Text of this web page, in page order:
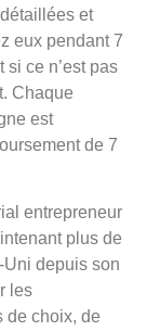
et
eux pendant 7
si ce n’est pas
Chaque
est
de 7
entrepreneur
plus de
depuis son
les
de choix, de